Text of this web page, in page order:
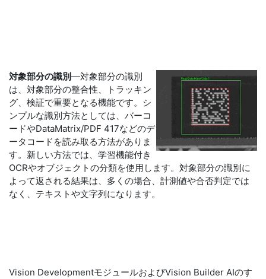
対象部分の識別―対象部分の識別
は、対象部分の整合性、トラッキン
グ、検証で重要となる機能です。シ
ンプルな識別方法としては、バーコ
ードやDataMatrix/PDF 417などのデ
ータコードを読み取る方法がありま
す。新しい方法では、学習機能付き
OCRやオブジェクトの分類を使用します。対象部分の識別に
よって返される結果は、多くの場合、計測値や合否判定では
なく、テキストや文字列になります。
Vision DevelopmentモジュールおよびVision Builder AIのす